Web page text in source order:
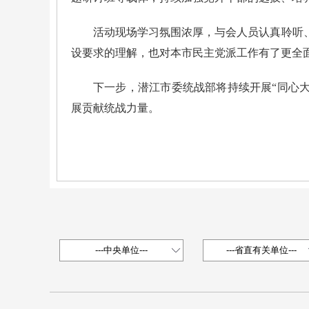
活动现场学习氛围浓厚，与会人员认真聆
设要求的理解，也对本市民主党派工作有了更全
下一步，潜江市委统战部将持续开展“同心
展贡献统战力量。